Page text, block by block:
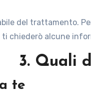
del trattamento.
chiederò alcune
3. Quali
te